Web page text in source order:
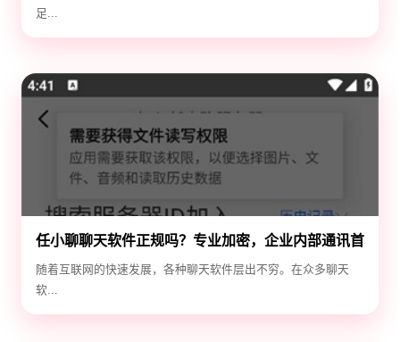
足...
任小聊聊天软件正规吗？专业加密，企业内部通讯首
选！
随着互联网的快速发展，各种聊天软件层出不穷。在众多聊天
软...